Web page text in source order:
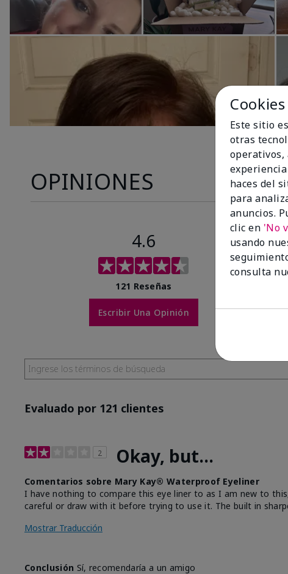
OPINIONES
4.6
121 Reseñas
Escribir Una Opinión
Evaluado por 121 clientes
2 Okay, but...
Comentarios sobre Mary Kay® Waterproof Eyeliner
I have nothing to compare this eye liner to as I am new to
careful or draw with it before trying to use it. The built in
Mostrar Traducción
Conclusión Sí, recomendaría a un amigo
Cookies
Este sitio
otras
operativos,
haces del
para
anuncios.
clic en 'No
usando
consulta